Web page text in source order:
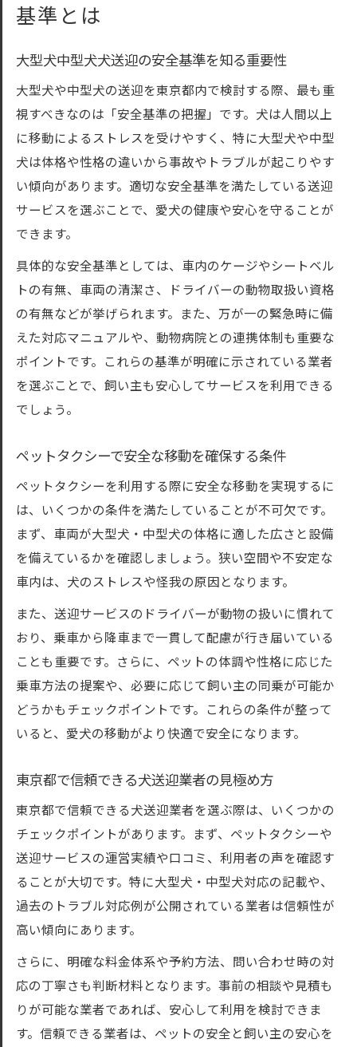
基準とは
大型犬中型犬犬送迎の安全基準を知る重要性
大型犬や中型犬の送迎を東京都内で検討する際、最も重
視すべきなのは「安全基準の把握」です。犬は人間以上
に移動によるストレスを受けやすく、特に大型犬や中型
犬は体格や性格の違いから事故やトラブルが起こりやす
い傾向があります。適切な安全基準を満たしている送迎
サービスを選ぶことで、愛犬の健康や安心を守ることが
できます。
具体的な安全基準としては、車内のケージやシートベル
トの有無、車両の清潔さ、ドライバーの動物取扱い資格
の有無などが挙げられます。また、万が一の緊急時に備
えた対応マニュアルや、動物病院との連携体制も重要な
ポイントです。これらの基準が明確に示されている業者
を選ぶことで、飼い主も安心してサービスを利用できる
でしょう。
ペットタクシーで安全な移動を確保する条件
ペットタクシーを利用する際に安全な移動を実現するに
は、いくつかの条件を満たしていることが不可欠です。
まず、車両が大型犬・中型犬の体格に適した広さと設備
を備えているかを確認しましょう。狭い空間や不安定な
車内は、犬のストレスや怪我の原因となります。
また、送迎サービスのドライバーが動物の扱いに慣れて
おり、乗車から降車まで一貫して配慮が行き届いている
ことも重要です。さらに、ペットの体調や性格に応じた
乗車方法の提案や、必要に応じて飼い主の同乗が可能か
どうかもチェックポイントです。これらの条件が整って
いると、愛犬の移動がより快適で安全になります。
東京都で信頼できる犬送迎業者の見極め方
東京都で信頼できる犬送迎業者を選ぶ際は、いくつかの
チェックポイントがあります。まず、ペットタクシーや
送迎サービスの運営実績や口コミ、利用者の声を確認す
ることが大切です。特に大型犬・中型犬対応の記載や、
過去のトラブル対応例が公開されている業者は信頼性が
高い傾向にあります。
さらに、明確な料金体系や予約方法、問い合わせ時の対
応の丁寧さも判断材料となります。事前の相談や見積も
りが可能な業者であれば、安心して利用を検討できま
す。信頼できる業者は、ペットの安全と飼い主の安心を